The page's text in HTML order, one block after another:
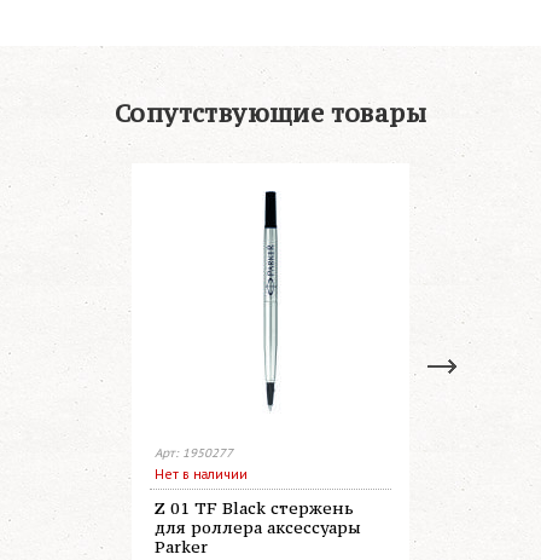
Сопутствующие товары
Арт: 1950277
Нет в наличии
Z 01 TF Black стержень
для роллера аксессуары
Parker
В наличии
Z 01 TF